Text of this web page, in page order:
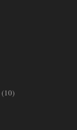
(10)